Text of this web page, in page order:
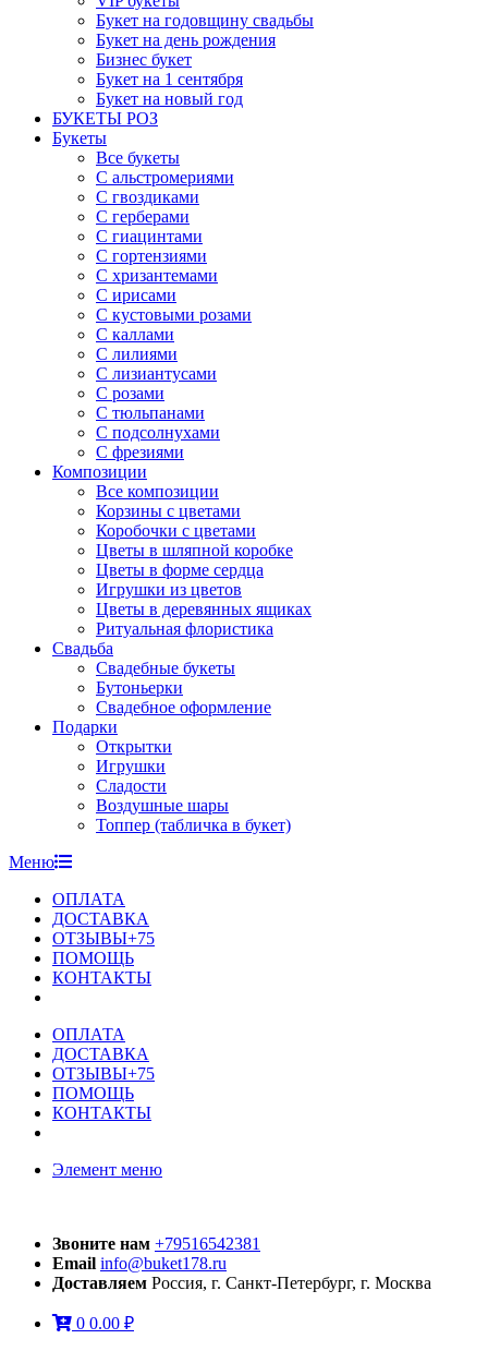
Букет на годовщину свадьбы
Букет на день рождения
Бизнес букет
Букет на 1 сентября
Букет на новый год
БУКЕТЫ РОЗ
Букеты
Все букеты
С альстромериями
С гвоздиками
С герберами
С гиацинтами
С гортензиями
С хризантемами
С ирисами
С кустовыми розами
С каллами
С лилиями
С лизиантусами
С розами
С тюльпанами
С подсолнухами
С фрезиями
Композиции
Все композиции
Корзины с цветами
Коробочки с цветами
Цветы в шляпной коробке
Цветы в форме сердца
Игрушки из цветов
Цветы в деревянных ящиках
Ритуальная флористика
Свадьба
Свадебные букеты
Бутоньерки
Свадебное оформление
Подарки
Открытки
Игрушки
Сладости
Воздушные шары
Топпер (табличка в букет)
Меню
ОПЛАТА
ДОСТАВКА
ОТЗЫВЫ+75
ПОМОЩЬ
КОНТАКТЫ
ОПЛАТА
ДОСТАВКА
ОТЗЫВЫ+75
ПОМОЩЬ
КОНТАКТЫ
Элемент меню
Звоните нам +79516542381
Email info@buket178.ru
Доставляем Россия, г. Санкт-Петербург, г. Москва
0 0.00 ₽